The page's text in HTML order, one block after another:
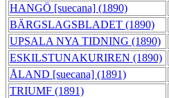
HANGÖ [suecana] (1890)
BÄRGSLAGSBLADET (1890)
UPSALA NYA TIDNING (1890)
ESKILSTUNAKURIREN (1890)
ÅLAND [suecana] (1891)
TRIUMF (1891)